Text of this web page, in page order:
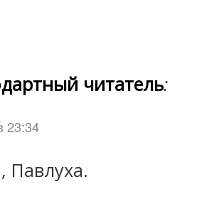
читатель:
23:34
Павлуха.